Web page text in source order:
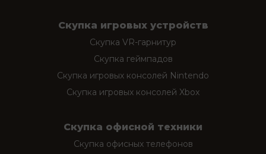
Скупка игровых устройств
Скупка VR-гарнитур
Скупка геймпадов
Скупка игровых консолей Nintendo
Скупка игровых консолей Xbox
Скупка офисной техники
Скупка офисных телефонов